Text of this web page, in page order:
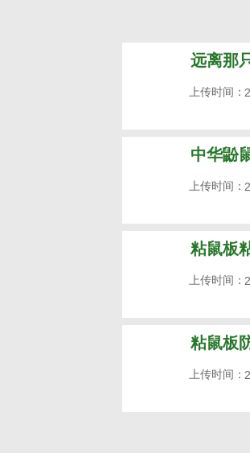
远离那
上传时间：
中华鼢
上传时间：
粘鼠板
上传时间：
粘鼠板
上传时间：